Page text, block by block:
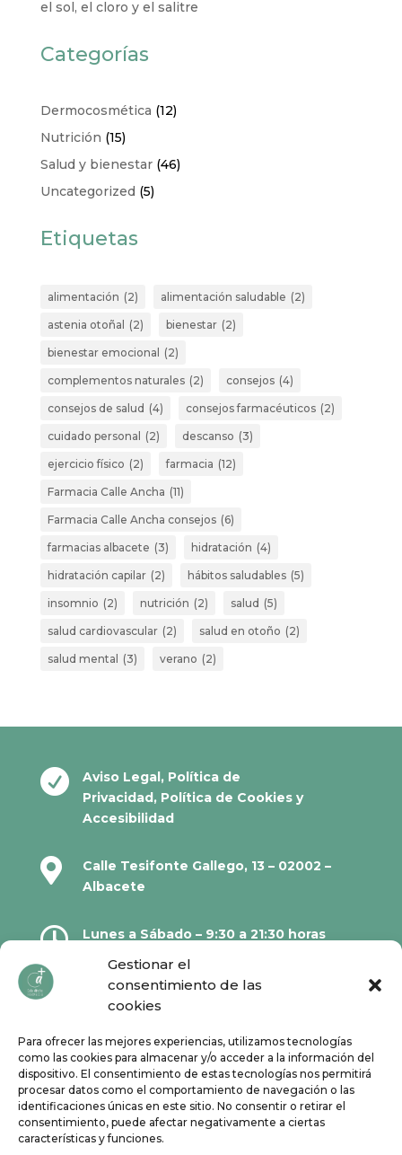
Gestionar el
consentimiento de las
cookies
Para ofrecer las mejores experiencias, utilizamos tecnologías
como las cookies para almacenar y/o acceder a la información del
dispositivo. El consentimiento de estas tecnologías nos permitirá
procesar datos como el comportamiento de navegación o las
identificaciones únicas en este sitio. No consentir o retirar el
consentimiento, puede afectar negativamente a ciertas
características y funciones.
el sol, el cloro y el salitre
Categorías
Dermocosmética (12)
Nutrición (15)
Salud y bienestar(46)
Uncategorized (5)
Etiquetas
alimentación (2) alimentación saludable (2)
astenia otoñal (2) bienestar (2)
bienestar emocional (2)
complementos naturales (2) consejos (4)
consejos de salud (4) consejos farmacéuticos (2)
cuidado personal (2) descanso (3)
ejercicio físico (2) farmacia (12)
Farmacia Calle Ancha (11)
Farmacia Calle Ancha consejos (6)
farmacias albacete (3) hidratación (4)
hidratación capilar (2) hábitos saludables (5)
insomnio (2) nutrición (2) salud (5)
salud cardiovascular (2) salud en otoño (2)
salud mental (3) verano (2)
 Aviso Legal , Política de
Privacidad , Política de Cookies y
Accesibilidad

Calle Tesifonte Gallego, 13 – 02002 –
Albacete
 Lunes a Sábado – 9:30 a 21:30 horas
 967 21 23 32
 610 67 38 33
Síguenos en Redes Sociales: